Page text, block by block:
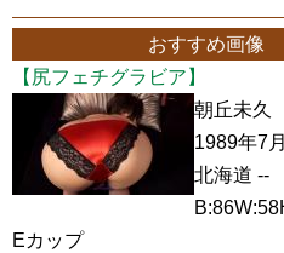
おすすめ画像
【尻フェチグラビア】
朝丘未久
1989年7
北海道 --
Eカップ